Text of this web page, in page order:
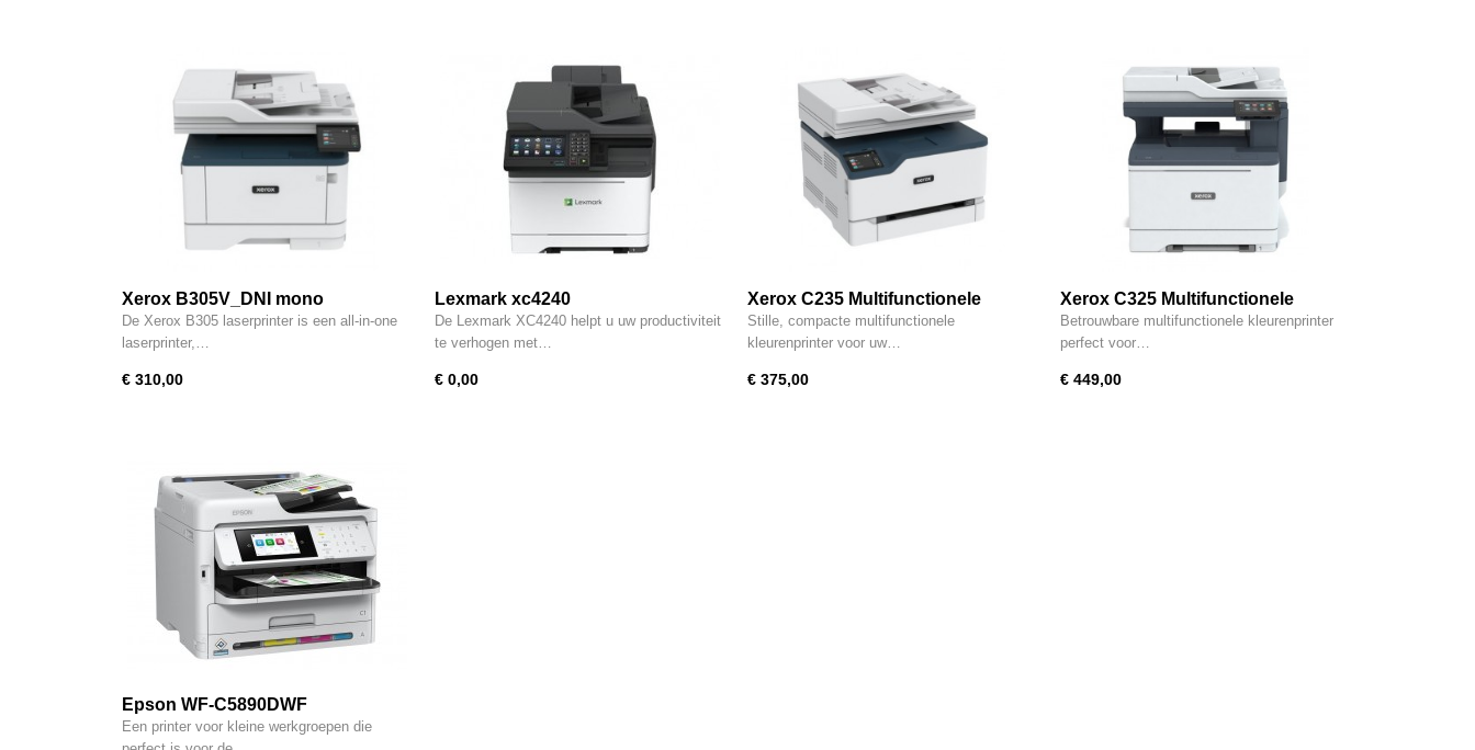
Xerox B305V_DNI mono
multifunctional
De Xerox B305 laserprinter is een all-in-one
laserprinter,…
€ 310,00
Lexmark xc4240
De Lexmark XC4240 helpt u uw productiviteit
te verhogen met…
€ 0,00
Xerox C235 Multifunctionele
Kleurenprinter
Stille, compacte multifunctionele
kleurenprinter voor uw…
€ 375,00
Xerox C325 Multifunctionele
kleurenprinter
Betrouwbare multifunctionele kleurenprinter
perfect voor…
€ 449,00
Epson WF-C5890DWF
Een printer voor kleine werkgroepen die